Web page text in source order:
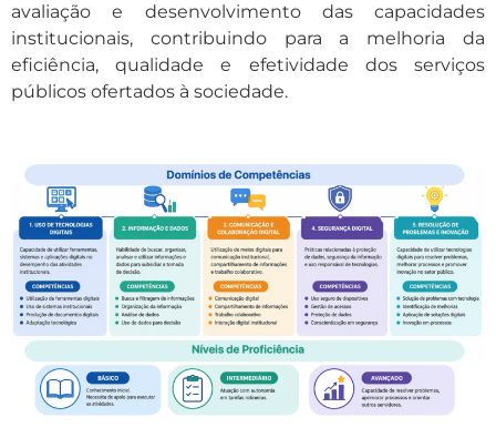
avaliação e desenvolvimento das capacidades
institucionais, contribuindo para a melhoria da
eficiência, qualidade e efetividade dos serviços
públicos ofertados à sociedade.